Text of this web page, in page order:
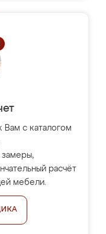
с каталогом
расчёт
мебели.